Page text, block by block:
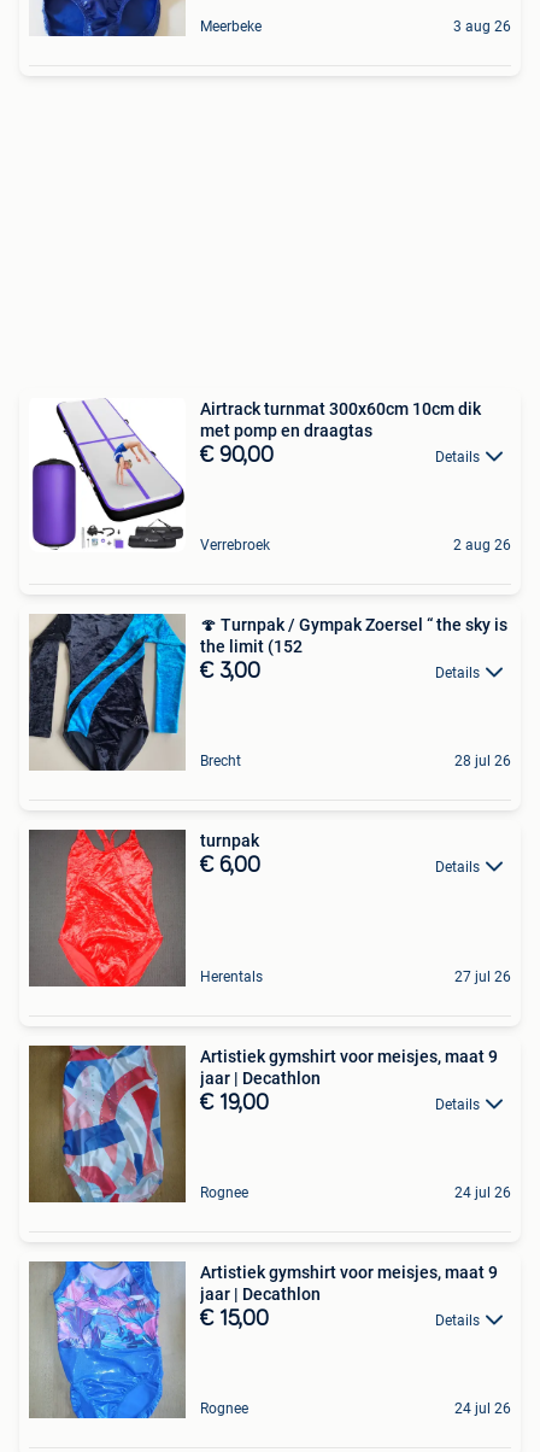
Meerbeke 3 aug 26
Airtrack turnmat 300x60cm 10cm dik
met pomp en draagtas
€ 90,00 Details
Verrebroek 2 aug 26
🍄 Turnpak / Gympak Zoersel “ the sky is
the limit (152
€ 3,00 Details
Brecht 28 jul 26
turnpak
€ 6,00 Details
Herentals 27 jul 26
Artistiek gymshirt voor meisjes, maat 9
jaar | Decathlon
€ 19,00 Details
Rognee 24 jul 26
Artistiek gymshirt voor meisjes, maat 9
jaar | Decathlon
€ 15,00 Details
Rognee 24 jul 26